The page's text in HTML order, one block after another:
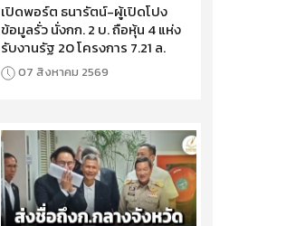
เปิดพอร์ต ธนารัตน์-ผู้เปิดโปง
ข้อมูลรั่ว นั่งกก. 2 บ. ถือหุ้น 4 แห่ง
รับงานรัฐ 20 โครงการ 7.21 ล.
07 สิงหาคม 2569